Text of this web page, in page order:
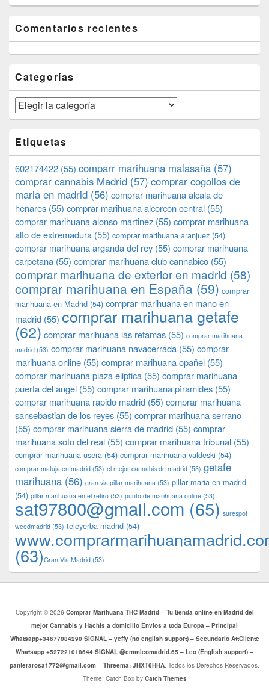
Comentarios recientes
Categorías
Categorías
Etiquetas
602174422 (55) comparr marihuana malasaña (57)
comprar cannabis Madrid (57) comprar cogollos de
maria en madrid (56) comprar marihuana alcala de
henares (55) comprar marihuana alcorcon central (55)
comprar marihuana alonso martinez (55) comprar marihuana
alto de extremadura (55) comprar marihuana aranjuez (54)
comprar marihuana arganda del rey (55) comprar marihuana
carpetana (55) comprar marihuana club cannabico (55)
comprar marihuana de exterior en madrid (58)
comprar marihuana en España (59) comprar
marihuana en Madrid (54) comprar marihuana en mano en
madrid (55) comprar marihuana getafe
(62) comprar marihuana las retamas (55) comprar marihuana
madrid (53) comprar marihuana navacerrada (55) comprar
marihuana online (55) comprar marihuana opañel (55)
comprar marihuana plaza eliptica (55) comprar marihuana
puerta del angel (55) comprar marihuana pìramides (55)
comprar marihuana rapido madrid (55) comprar marihuana
sansebastian de los reyes (55) comprar marihuana serrano
(55) comprar marihuana sierra de madrid (55) comprar
marihuana soto del real (55) comprar marihuana tribunal (55)
comprar marihuana usera (54) comprar marihuana valdeski (54)
comprar matuja en madrid (53) el mejor cannabis de madrid (53) getafe
marihuana (56) gran via pillar marihuana (53) pillar maria en madrid
(54) pillar marihuana en el retiro (53) punto de marihuana online (53)
sat97800@gmail.com (65) surespot
weedmadrid (53) teleyerba madrid (54)
(63)​​Gran Via Madrid (53)
Copyright © 2026 Comprar Marihuana THC Madrid – Tu tienda online en Madrid del
mejor Cannabis y Hachis a domicilio Envios a toda Europa – Principal
Whatsapp+34677084290 SIGNAL – yeffy (no english support) – Secundario AttCliente
Whatsapp +527221018644 SIGNAL @cmmleomadrid.65 – Leo (English support) –
panterarosa1772@gmail.com – Threema: JHXT6HHA. Todos los Derechos Reservados.
Theme: Catch Box by Catch Themes